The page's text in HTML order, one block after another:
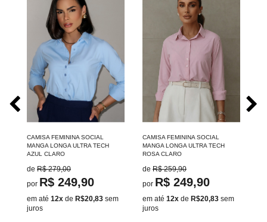
CAMISA FEMININA SOCIAL
MANGA LONGA ULTRA TECH
AZUL CLARO
de R$ 279,00
por R$ 249,90
em até 12x de R$20,83 sem
juros
CAMISA FEMININA SOCIAL
MANGA LONGA ULTRA TECH
ROSA CLARO
de R$ 259,90
por R$ 249,90
em até 12x de R$20,83 sem
juros